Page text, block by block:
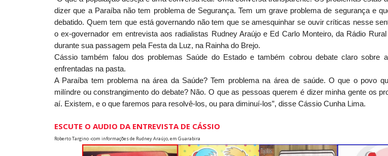
dizer que a Paraíba não tem problema de Segurança. Tem um grave problema de segurança e
debatido. Quem tem que está governando não tem que se amesquinhar se ouvir críticas nesse
o ex-governador em entrevista aos radialistas Rudney Araújo e Ed Carlo Monteiro, da Rádio Rural
durante sua passagem pela Festa da Luz, na Rainha do Brejo.
Cássio também falou dos problemas Saúde do Estado e também cobrou debate claro sobre
enfrentadas na pasta.
A Paraíba tem problema na área da Saúde? Tem problema na área de saúde. O que o povo
milíndre ou constrangimento do debate? Não. O que as pessoas querem é dizer minha gente os
aí. Existem, e o que faremos para resolvê-los, ou para diminuí-los”, disse Cássio Cunha Lima.
ESCUTE O AUDIO DA ENTREVISTA DE CÁSSIO
Roberto Targino -com informações de Rudney Araújo, em Guarabira